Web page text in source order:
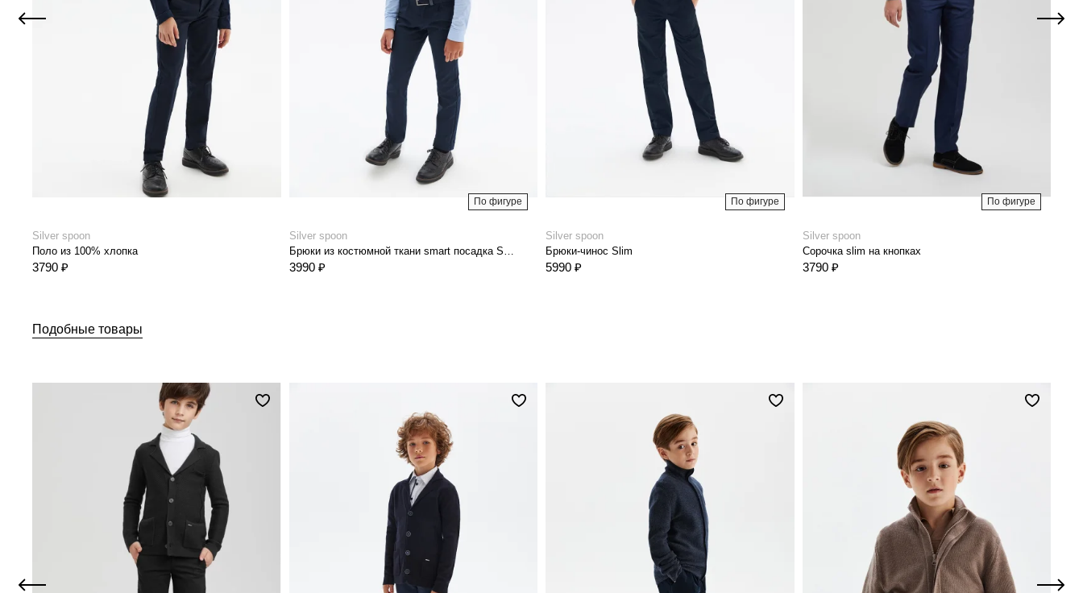
Silver spoon
Поло из 100% хлопка
3790 ₽
По фигуре
Silver spoon
3990 ₽
По фигуре
Silver spoon
Брюки-чинос Slim
5990 ₽
По фигуре
Silver spoon
Сорочка slim на кнопках
3790 ₽
Подобные товары